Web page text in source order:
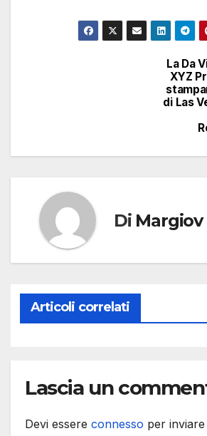
La Da
XYZ
di Las
Di
Articoli correlati
Lascia un
Devi essere connesso per